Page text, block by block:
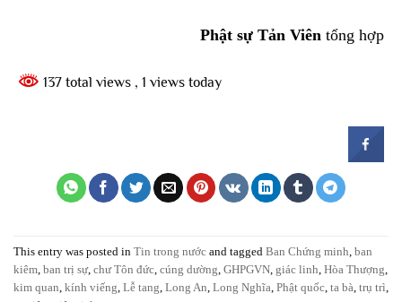
Phật sự Tản Viên tổng hợp
137 total views , 1 views today
This entry was posted in Tin trong nước and tagged Ban Chứng minh ban
kiêm ban trị sự, chư Tôn đức cúng dường GHPGVN giác linh Hòa Thượng
kim quan kính viếng Lễ tang Long An Long Nghĩa Phật quốc ta bà trụ trì